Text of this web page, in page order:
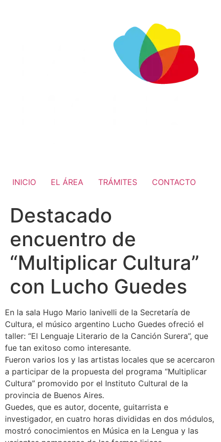
INICIO EL ÁREA TRÁMITES CONTACTO
Destacado
encuentro de
“Multiplicar Cultura”
con Lucho Guedes
En la sala Hugo Mario Ianivelli de la Secretaría de
Cultura, el músico argentino Lucho Guedes ofreció el
taller: “El Lenguaje Literario de la Canción Surera”, que
fue tan exitoso como interesante.
Fueron varios los y las artistas locales que se acercaron
a participar de la propuesta del programa “Multiplicar
Cultura” promovido por el Instituto Cultural de la
provincia de Buenos Aires.
Guedes, que es autor, docente, guitarrista e
investigador, en cuatro horas divididas en dos módulos,
mostró conocimientos en Música en la Lengua y las